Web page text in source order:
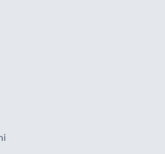
CAMCORDER